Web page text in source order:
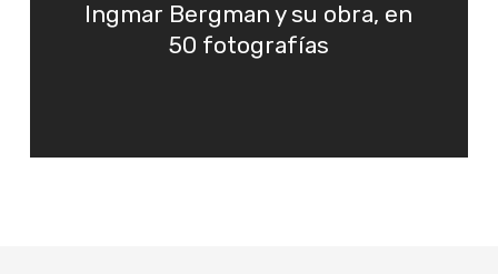
Ingmar Bergman y su obra, en
50 fotografías